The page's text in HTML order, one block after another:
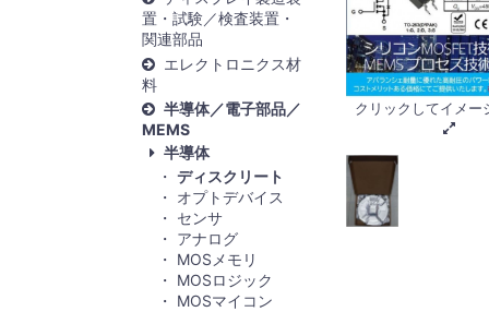
置・試験／検査装置・
関連部品
エレクトロニクス材
料
半導体／電子部品／
MEMS
半導体
ディスクリート
オプトデバイス
センサ
アナログ
MOSメモリ
MOSロジック
MOSマイコン
クリックしてイメー